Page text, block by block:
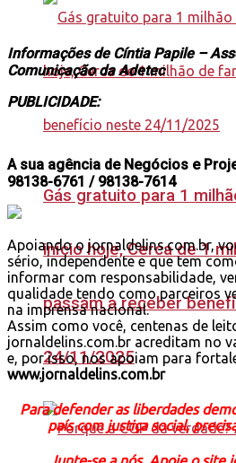
Gás gratuito para 1
início hoje, Cerca de 1
passam a receber
24/11/2025
Informações de Cíntia Papile –
Comunicação da Adetec
PUBLICIDADE:
A sua agência de Negócios e
98138-6761 / 98138-7614
Apoiando o jornaldelins.com.br,
sério, independente e que tem
informar com responsabilidade,
qualidade tendo como parceiros
na imprensa nacional.
Assim como você, centenas de
jornaldelins.com.br acreditam no
e, por isso, nos apoiam para
www.jornaldelins.com.br
Para defender as liberdades
país com justiça social,